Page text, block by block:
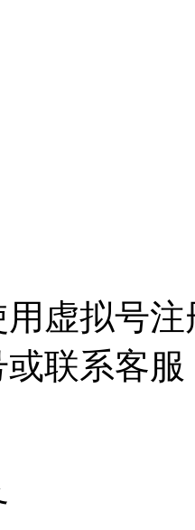
用虚拟号注
联系客服